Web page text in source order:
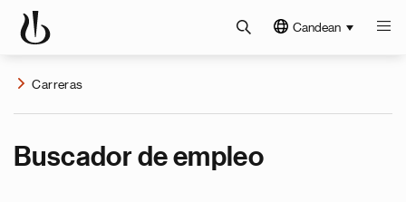
Candean
Carreras
Buscador de empleo